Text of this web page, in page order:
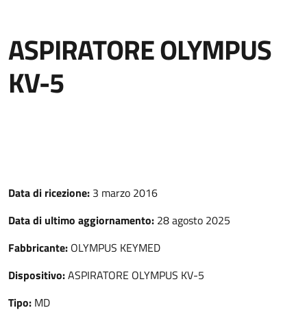
ASPIRATORE OLYMPUS
KV-5
Data di ricezione: 3 marzo 2016
Data di ultimo aggiornamento: 28 agosto 2025
Fabbricante: OLYMPUS KEYMED
Dispositivo:ASPIRATORE OLYMPUS KV-5
Tipo: MD